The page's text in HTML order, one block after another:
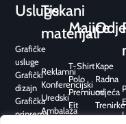
Usluge
Grafičke
usluge
Grafički
dizajn
Grafička
priprema
Tiskani
materijali
Reklamni
Konferencijski
Uredski
Ambalaža
Majice
T-Shirt
Polo
Premium
Fit
Sport
Kape
Radna
odjeća
Trenirke
i